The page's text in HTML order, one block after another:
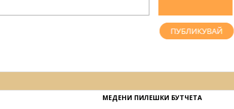
МЕДЕНИ ПИЛЕШКИ БУТЧЕТА